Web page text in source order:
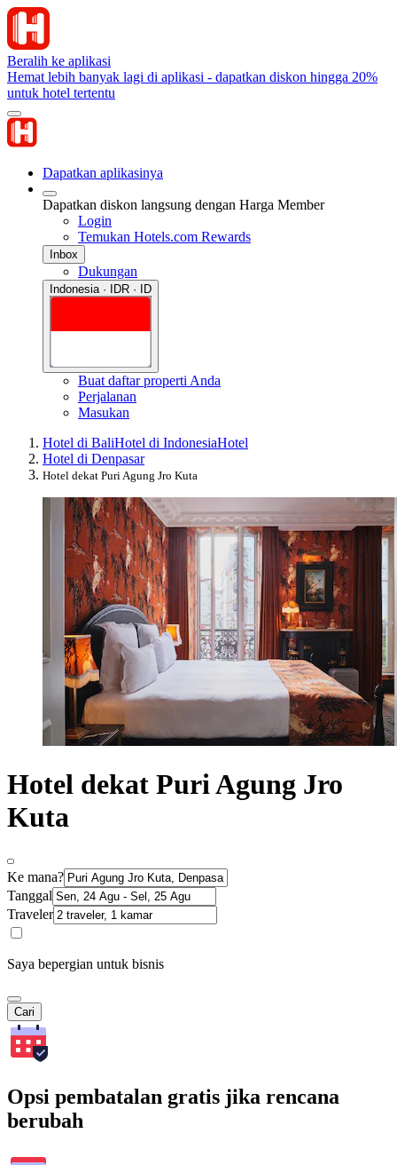
Beralih ke aplikasi
Hemat lebih banyak lagi di aplikasi - dapatkan diskon hingga 20%
untuk hotel tertentu
Dapatkan aplikasinya
Dapatkan diskon langsung dengan Harga Member
Login
Temukan Hotels.com Rewards
Inbox
Dukungan
Indonesia · IDR · ID
Buat daftar properti Anda
Perjalanan
Masukan
Hotel di BaliHotel di IndonesiaHotel
Hotel di Denpasar
Hotel dekat Puri Agung Jro Kuta
Hotel dekat Puri Agung Jro
Kuta
Ke mana?
Tanggal
Traveler
Saya bepergian untuk bisnis
Cari
Opsi pembatalan gratis jika rencana
berubah